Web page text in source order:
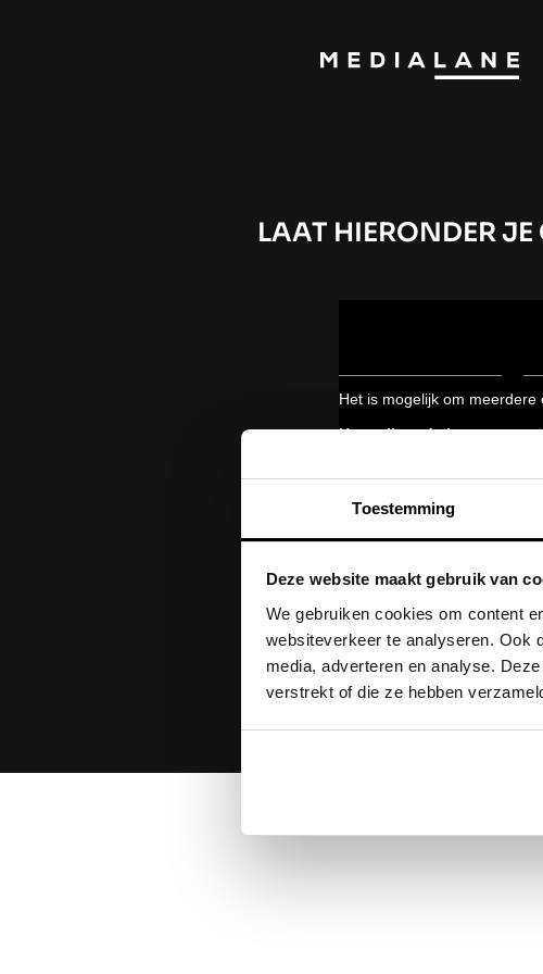
Toestemming
Deze website maakt gebruik van
We gebruiken cookies om content
websiteverkeer te analyseren. Ook
media, adverteren en analyse.
verstrekt of die ze hebben
LAAT HIERONDER
Het is mogelijk om meerdere
Hou mij op de hoogte van:*
Je persoonsgegevens
toestemming is altijd in te
Aanmelden